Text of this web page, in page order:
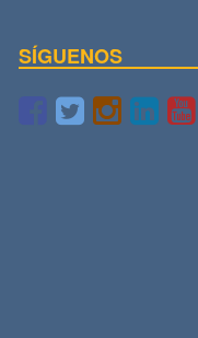
SÍGUENOS